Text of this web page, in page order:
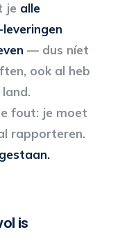
je alle
— dus níet
ook al heb
fout: je moet
rapporteren.
is